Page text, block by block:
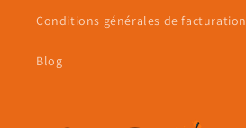
Conditions générales de facturation
Blog